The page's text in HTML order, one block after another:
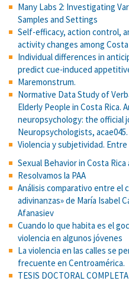
Many Labs 2: Investigating
Samples and Settings
Self-efficacy, action control,
activity changes among
Individual differences in
predict cue-induced
Maremonstrum.
Normative Data Study of
Elderly People in Costa Rica.
neuropsychology: the official
Neuropsychologists,
Violencia y subjetividad. Entre
Sexual Behavior in Costa
Resolvamos la PAA
Análisis comparativo entre el
adivinanzas» de María Isabel
Afanasiev
Cuando lo que habita es el
violencia en algunos jóvenes
La violencia en las calles se
frecuente en Centroamérica.
TESIS DOCTORAL